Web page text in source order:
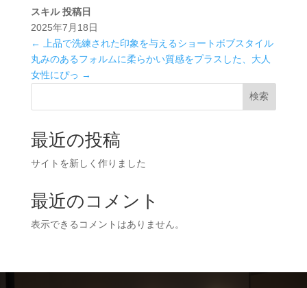
スキル 投稿日
2025年7月18日
←
上品で洗練された印象を与えるショートボブスタイル
丸みのあるフォルムに柔らかい質感をプラスした、大人
女性にぴっ →
検索
最近の投稿
サイトを新しく作りました
最近のコメント
表示できるコメントはありません。